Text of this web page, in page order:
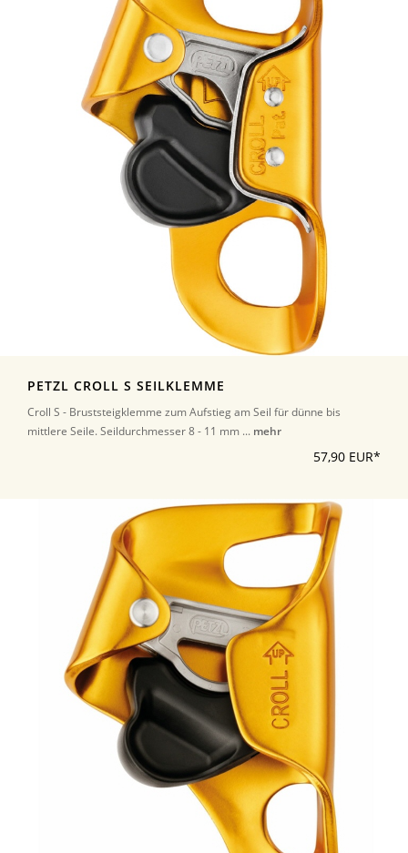
PETZL CROLL S SEILKLEMME
Croll S - Bruststeigklemme zum Aufstieg am Seil für dünne bis
mittlere Seile. Seildurchmesser 8 - 11 mm ... mehr
57,90 EUR*